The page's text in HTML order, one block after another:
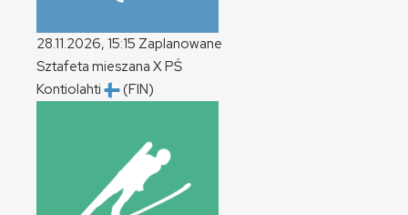
28.11.2026, 15:15 Zaplanowane
Sztafeta mieszana XPŚ
Kontiolahti
(FIN)